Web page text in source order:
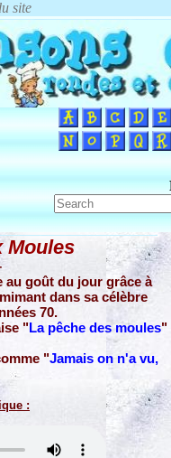
Moules
au goût du jour grâce à
dans sa célèbre
70.
"La pêche des moules"
"Jamais on n'a vu,
: